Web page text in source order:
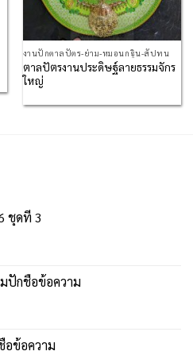
งานปักตาลปัตร-ย่าม-หมอนกฐิน-สัปทน
ตาลปัตรงานประดิษฐ์ลายธรรมจักร
ใหญ่
ชุดที่ 3
ปักชื่อข้อความ
ข้อความ